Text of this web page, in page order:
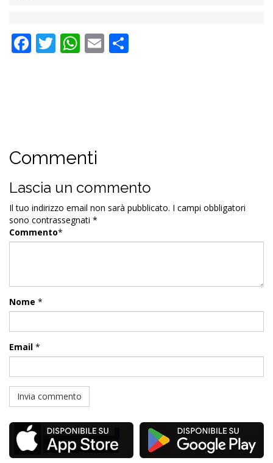
Facebook
Twitter
WhatsApp
Email
Commenti
Lascia un commento
Il tuo indirizzo email non sarà pubblicato. I campi obbligatori
sono contrassegnati *
Commento*
Nome *
Email *